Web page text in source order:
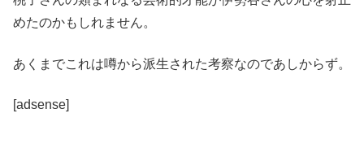
めたのかもしれません。
あくまでこれは噂から派生された考察なのであしからず。
[adsense]